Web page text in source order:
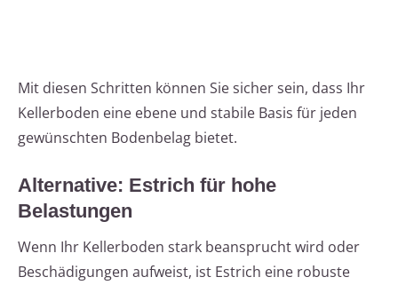
Mit diesen Schritten können Sie sicher sein, dass Ihr
Kellerboden eine ebene und stabile Basis für jeden
gewünschten Bodenbelag bietet.
Alternative: Estrich für hohe
Belastungen
Wenn Ihr Kellerboden stark beansprucht wird oder
Beschädigungen aufweist, ist Estrich eine robuste